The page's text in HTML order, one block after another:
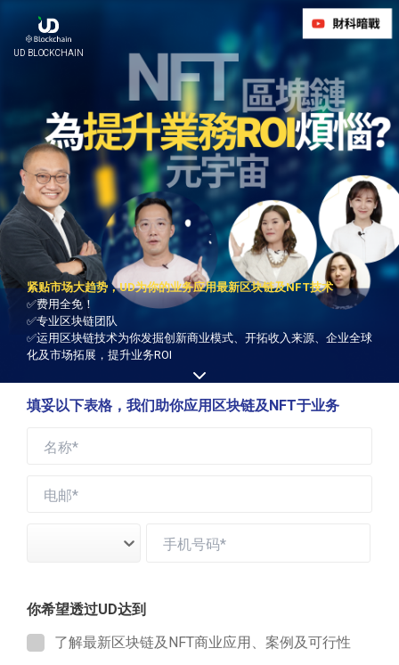
UD BLOCKCHAIN
紧贴市场大趋势，UD为你的业务应用最新区块链及NFT技术
✅费用全免！
✅专业区块链团队
✅运用区块链技术为你发掘创新商业模式、开拓收入来源、企业全球
化及市场拓展，提升业务ROI
UD是香港领先区块链方案供应商，我们的区块链和网络安
全专业团队提供多种解决方案，致力助不同的企业通过创
新区块链技术进一步发展业务。从Web2.0向Web3.0的新时
年开设YouTube频道【财科暗战】，与观众一同探索有关
UD网站：https://www.ud.hk/sc
财科暗战YouTube频道：https://bit.ly/3dCobAK
填妥以下表格，我们助你应用区块链及NFT于业务
你希望透过UD达到
了解最新区块链及NFT商业应用、案例及可行性